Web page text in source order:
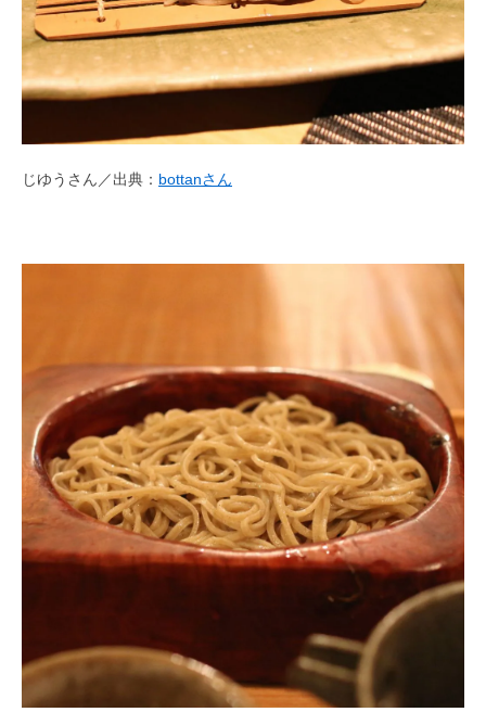
じゆうさん／出典： bottanさん